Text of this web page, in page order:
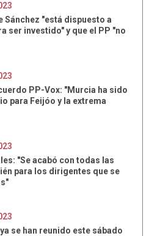
Sánchez "está dispuesto a
ser investido" y que el PP "no
PP-Vox: "Murcia ha sido
para Feijóo y la extrema
"Se acabó con todas las
para los dirigentes que se
se han reunido este sábado